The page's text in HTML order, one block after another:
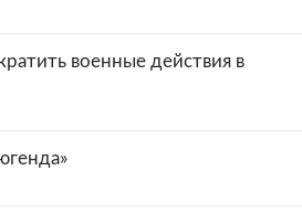
военные действия в